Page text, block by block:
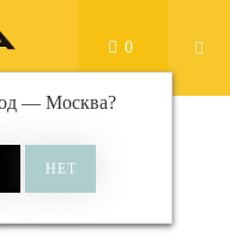
— Москва?
0